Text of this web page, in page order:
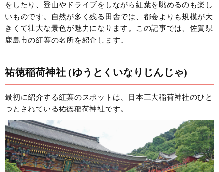
をしたり、登山やドライブをしながら紅葉を眺めるのも楽し
いものです。自然が多く残る田舎では、都会よりも規模が大
きくて壮大な景色が魅力になります。この記事では、佐賀県
鹿島市の紅葉の名所を紹介します。
祐徳稲荷神社 (ゆうとくいなりじんじゃ)
最初に紹介する紅葉のスポットは、日本三大稲荷神社のひと
つとされている祐徳稲荷神社です。